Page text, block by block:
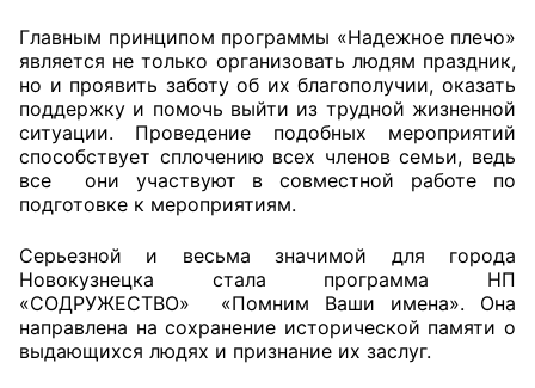
Главным принципом программы «Надежное плечо»
является не только организовать людям праздник,
но и проявить заботу об их благополучии, оказать
поддержку и помочь выйти из трудной жизненной
ситуации. Проведение подобных мероприятий
способствует сплочению всех членов семьи, ведь
все они участвуют в совместной работе по
подготовке к мероприятиям.
Серьезной и весьма значимой для города
Новокузнецка стала программа НП
«СОДРУЖЕСТВО» «Помним Ваши имена». Она
направлена на сохранение исторической памяти о
выдающихся людях и признание их заслуг.